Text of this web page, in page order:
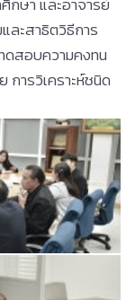
ละสาธิตวิธีการ
สอบความคงทน
การวิเคราะห์ชนิด